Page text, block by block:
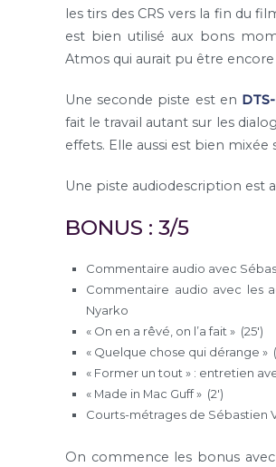
les tirs des CRS vers la fin du
est bien utilisé aux bons
Atmos qui aurait pu être
Une seconde piste est en
fait le travail autant sur les
effets. Elle aussi est bien mixée
Une piste audiodescription est
BONUS : 3/5
Commentaire audio avec
Commentaire audio avec les
Nyarko
« On en a rêvé, on l’a fait » (25′)
« Quelque chose qui dérange »
« Former un tout » : entretien
« Made in Mac Guff » (2′)
Courts-métrages de Sébastien
On commence les bonus